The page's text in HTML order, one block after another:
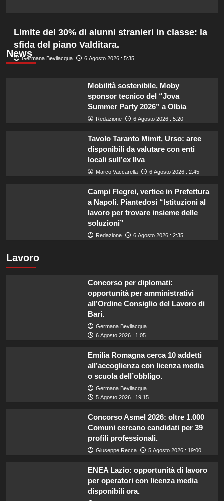
News
Limite del 30% di alunni stranieri in classe: la
sfida del piano Valditara.
Germana Bevilacqua 6 Agosto 2026 : 5:35
Mobilità sostenibile, Moby
sponsor tecnico del “Jova
Summer Party 2026” a Olbia
Redazione 6 Agosto 2026 : 5:20
Tavolo Taranto Mimit, Urso: aree
disponibili da valutare con enti
locali sull’ex Ilva
Marco Vaccarella 6 Agosto 2026 : 2:45
Campi Flegrei, vertice in Prefettura
a Napoli. Piantedosi “Istituzioni al
lavoro per trovare insieme delle
soluzioni”
Redazione 6 Agosto 2026 : 2:35
Lavoro
Concorso per diplomati:
opportunità per amministrativi
all’Ordine Consiglio del Lavoro di
Bari.
Germana Bevilacqua
6 Agosto 2026 : 1:05
Emilia Romagna cerca 10 addetti
all’accoglienza con licenza media
o scuola dell’obbligo.
Germana Bevilacqua
5 Agosto 2026 : 19:15
Concorso Asmel 2026: oltre 1.000
Comuni cercano candidati per 39
profili professionali.
Giuseppe Recca 5 Agosto 2026 : 19:00
ENEA Lazio: opportunità di lavoro
per operatori con licenza media
disponibili ora.